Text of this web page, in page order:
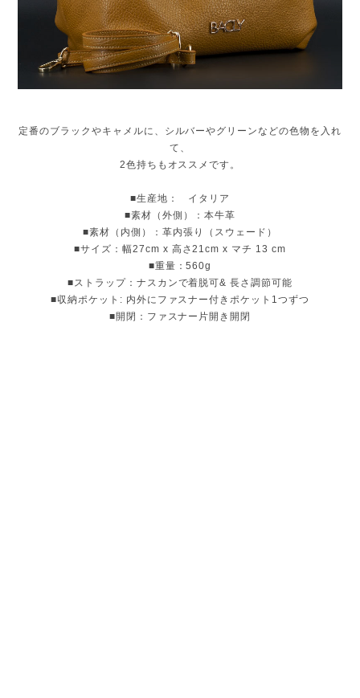
定番のブラックやキャメルに、シルバーやグリーンなどの色物を入れ
て、
2色持ちもオススメです。
■生産地： イタリア
■素材（外側）：本牛革
■素材（内側）：革内張り（スウェード）
■サイズ：幅27cm x 高さ21cm x マチ 13 cm
■重量：560g
■ストラップ：ナスカンで着脱可& 長さ調節可能
■収納ポケット: 内外にファスナー付きポケット1つずつ
■開閉：ファスナー片開き開閉